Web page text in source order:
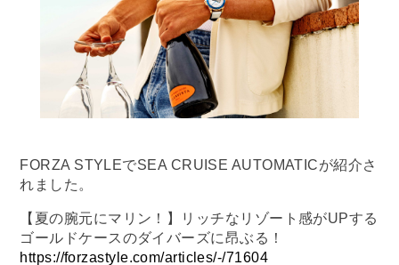
FORZA STYLEでSEA CRUISE AUTOMATICが紹介さ
れました。
【夏の腕元にマリン！】リッチなリゾート感がUPする
ゴールドケースのダイバーズに昂ぶる！
https://forzastyle.com/articles/-/71604